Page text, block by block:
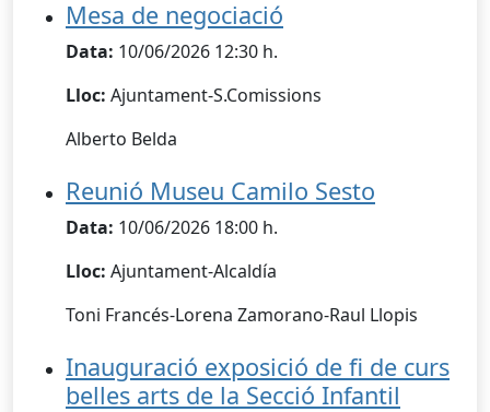
Mesa de negociació
Data: 10/06/2026 12:30 h.
Lloc: Ajuntament-S.Comissions
Alberto Belda
Reunió Museu Camilo Sesto
Data: 10/06/2026 18:00 h.
Lloc: Ajuntament-Alcaldía
Toni Francés-Lorena Zamorano-Raul Llopis
Inauguració exposició de fi de curs
belles arts de la Secció Infantil